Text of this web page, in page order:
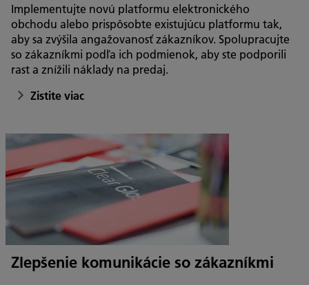
Implementujte novú platformu elektronického
obchodu alebo prispôsobte existujúcu platformu tak,
aby sa zvýšila angažovanosť zákazníkov. Spolupracujte
so zákazníkmi podľa ich podmienok, aby ste podporili
rast a znížili náklady na predaj.
Zistite viac
Zlepšenie komunikácie so zákazníkmi